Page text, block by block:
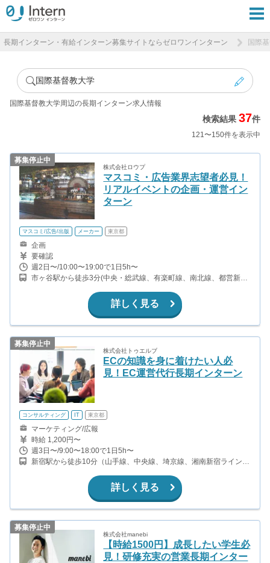
長期インターン・有給インターン募集サイトならゼロワンインターン 国際
国際基督教大学
国際基督教大学周辺の長期インターン求人情報
検索結果37件
121〜150件を表示中
募集停止中
株式会社ロウプ
マスコミ・広告業界志望者必見！
リアルイベントの企画・運営イン
ターン
マスコミ/広告/出版 メーカー 東京都
企画
要確認
週2日〜/10:00〜19:00で1日5h〜
市ヶ谷駅から徒歩3分(中央・総武線、有楽町線、南北線、都営新宿
詳しく見る
募集停止中
株式会社トゥエルブ
ECの知識を身に着けたい人必
見！EC運営代行長期インターン
コンサルティング IT 東京都
マーケティング/広報
時給 1,200円〜
週3日〜/9:00〜18:00で1日5h〜
新宿駅から徒歩10分（山手線、中央線、埼京線、湘南新宿ライン、
詳しく見る
募集停止中
株式会社manebi
【時給1500円】成長したい学生必
見！研修充実の営業長期インター